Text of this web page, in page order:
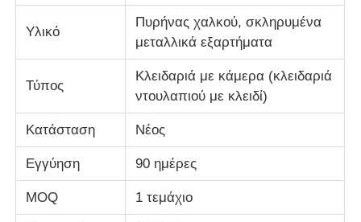
Τμήματα ΑΤΜ Glory NMD
Τμήματα ΑΤΜ OKI
Μέρη ATM Genmega
Υλικό
Πυρήνας χαλκού, σκληρυμένα
μεταλλικά εξαρτήματα
Τύπος
Κλειδαριά με κάμερα (κλειδαριά
ντουλαπιού με κλειδί)
Κατάσταση Νέος
Εγγύηση 90 ημέρες
MOQ 1 τεμάχιο